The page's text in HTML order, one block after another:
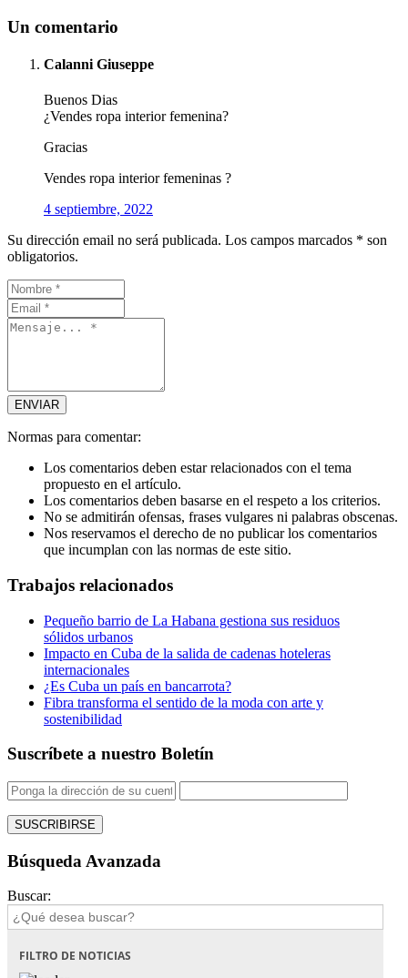
Un comentario
Calanni Giuseppe
Buenos Dias
¿Vendes ropa interior femenina?
Gracias
Vendes ropa interior femeninas ?
4 septiembre, 2022
Su dirección email no será publicada. Los campos marcados * son
obligatorios.
Normas para comentar:
Los comentarios deben estar relacionados con el tema
propuesto en el artículo.
Los comentarios deben basarse en el respeto a los criterios.
No se admitirán ofensas, frases vulgares ni palabras obscenas.
Nos reservamos el derecho de no publicar los comentarios
que incumplan con las normas de este sitio.
Trabajos relacionados
Pequeño barrio de La Habana gestiona sus residuos
sólidos urbanos
Impacto en Cuba de la salida de cadenas hoteleras
internacionales
¿Es Cuba un país en bancarrota?
Fibra transforma el sentido de la moda con arte y
sostenibilidad
Suscríbete a nuestro Boletín
Búsqueda Avanzada
Buscar:
FILTRO DE NOTICIAS